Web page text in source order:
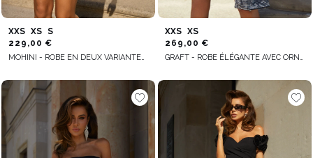
XXS XS S
229,00 €
MOHINI - ROBE EN DEUX VARIANTES SELON LA TAILLE
XXS XS
269,00 €
GRAFT - ROBE ÉLÉGANTE AVEC ORNEMENTS FLORAUX